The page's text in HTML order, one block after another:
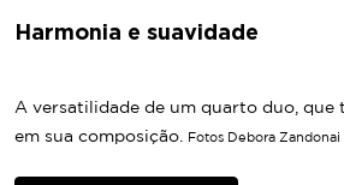
Harmonia e suavidade
A versatilidade de um quarto duo, que
em sua composição.
Fotos Debora Zandonai